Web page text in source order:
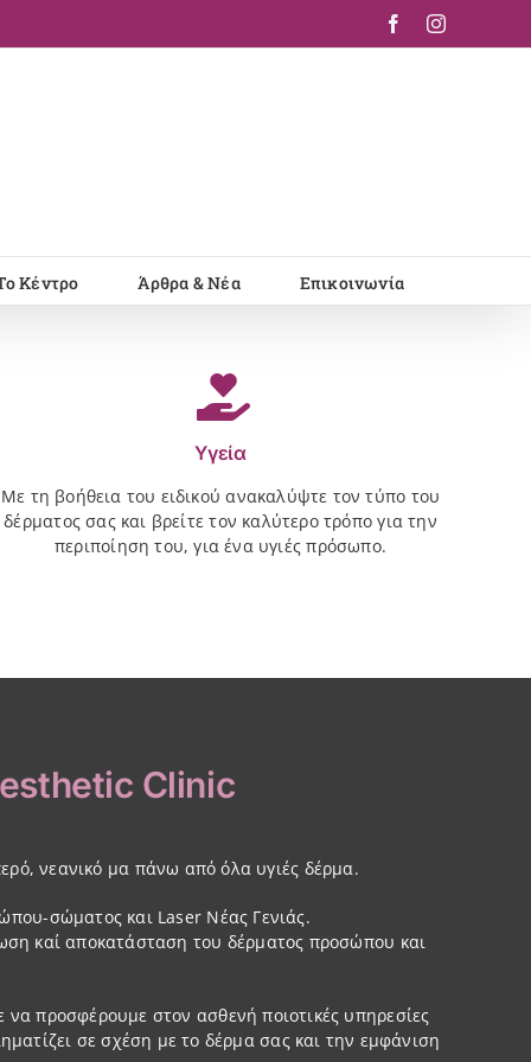
FacebookInstagram
Κέντρο Άρθρα & Νέα Επικοινωνία
Υγεία
Με τη βοήθεια του ειδικού ανακαλύψτε τον τύπο του
δέρματος σας και βρείτε τον καλύτερο τρόπο για την
περιποίηση του, για ένα υγιές πρόσωπο.
Clinic
νεανικό μα πάνω από όλα υγιές δέρμα.
σώματος και Laser Νέας Γενιάς.
καί αποκατάσταση του δέρματος προσώπου και
προσφέρουμε στον ασθενή ποιοτικές υπηρεσίες
σε σχέση με το δέρμα σας και την εμφάνιση